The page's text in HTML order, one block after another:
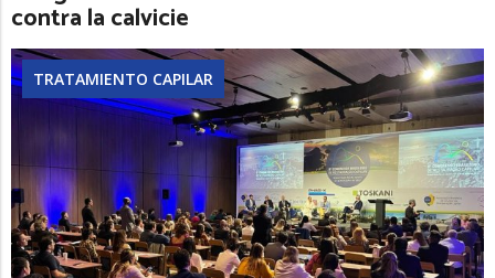
contra la calvicie
TRATAMIENTO CAPILAR